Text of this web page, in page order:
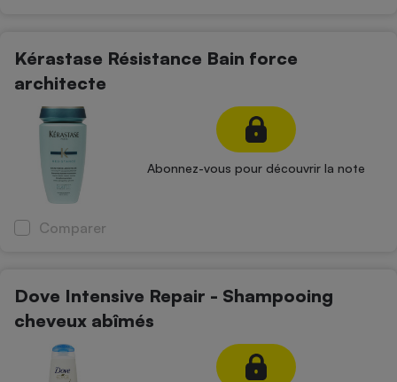
Kérastase Résistance Bain force
architecte
Abonnez-vous pour découvrir la note
Comparer
Dove Intensive Repair - Shampooing
cheveux abîmés